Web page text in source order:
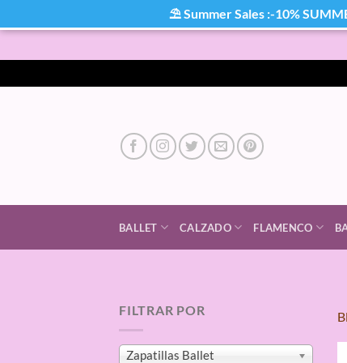
al
BALLET CALZADO FLAMENCO
FILTRAR POR
Zapatillas Ballet
⛱ Summer Sales :-10%